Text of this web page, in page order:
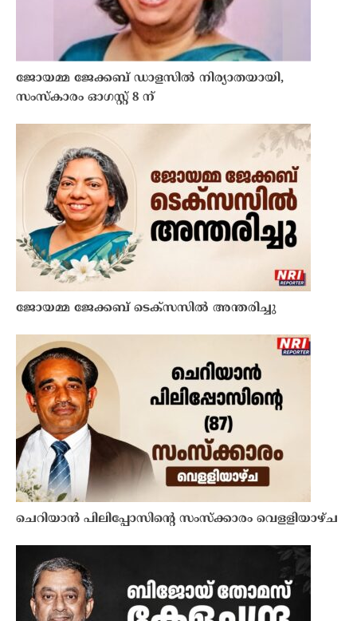
ജോയമ്മ ജേക്കബ് ഡാളസിൽ നിര്യാതയായി,
സംസ്കാരം ഓഗസ്റ്റ് 8 ന്
ജോയമ്മ ജേക്കബ് ടെക്സസിൽ അന്തരിച്ചു
ചെറിയാൻ പിലിപ്പോസിൻ്റെ സംസ്ക്കാരം വെളളിയാഴ്ച